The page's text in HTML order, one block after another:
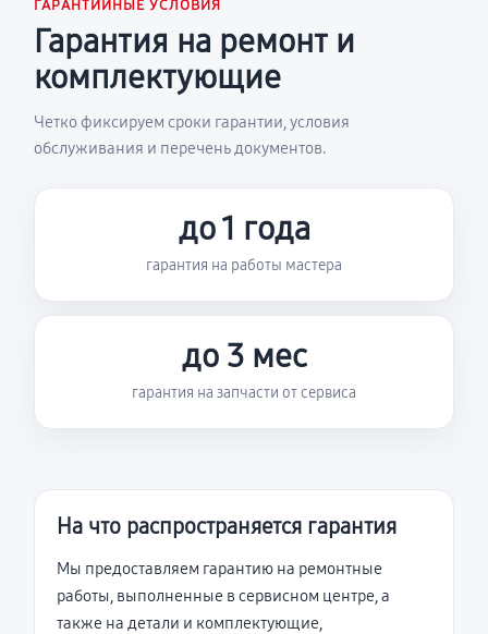
ГАРАНТИЙНЫЕ УСЛОВИЯ
Гарантия на ремонт и
комплектующие
Четко фиксируем сроки гарантии, условия
обслуживания и перечень документов.
до 1 года
гарантия на работы мастера
до 3 мес
гарантия на запчасти от сервиса
На что распространяется гарантия
Мы предоставляем гарантию на ремонтные
работы, выполненные в сервисном центре, а
также на детали и комплектующие,